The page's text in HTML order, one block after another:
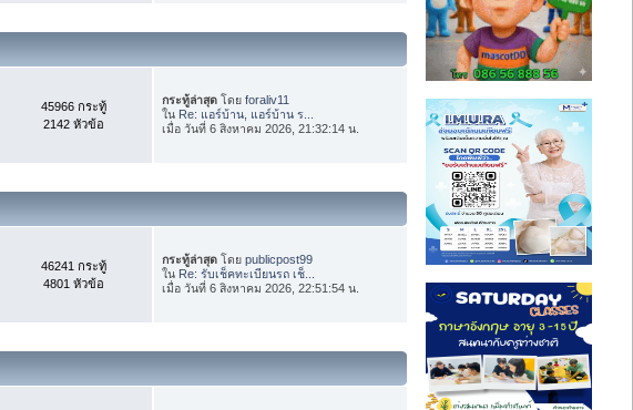
45966 กระทู้
2142 หัวข้อ
กระทู้ล่าสุด โดยforaliv11
ใน Re: แอร์บ้าน, แอร์บ้าน ร...
เมื่อ วันที่ 6 สิงหาคม 2026, 21:32:14 น.
46241 กระทู้
4801 หัวข้อ
กระทู้ล่าสุด โดยpublicpost99
ใน Re: รับเช็คทะเบียนรถ เช็...
เมื่อ วันที่ 6 สิงหาคม 2026, 22:51:54 น.